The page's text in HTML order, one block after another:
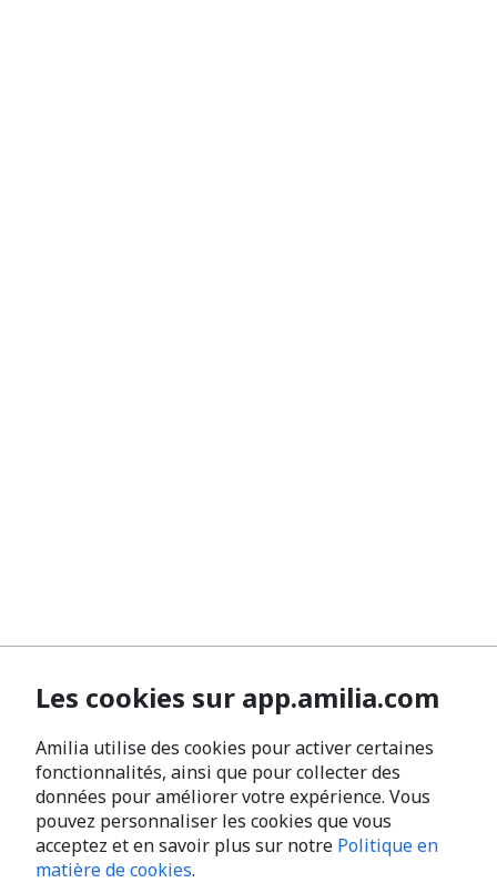
Les cookies sur app.amilia.com
Amilia utilise des cookies pour activer certaines
fonctionnalités, ainsi que pour collecter des
données pour améliorer votre expérience. Vous
pouvez personnaliser les cookies que vous
acceptez et en savoir plus sur notre Politique en
matière de cookies.